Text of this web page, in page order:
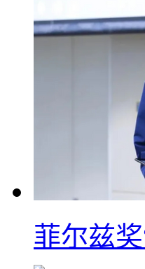
菲尔兹